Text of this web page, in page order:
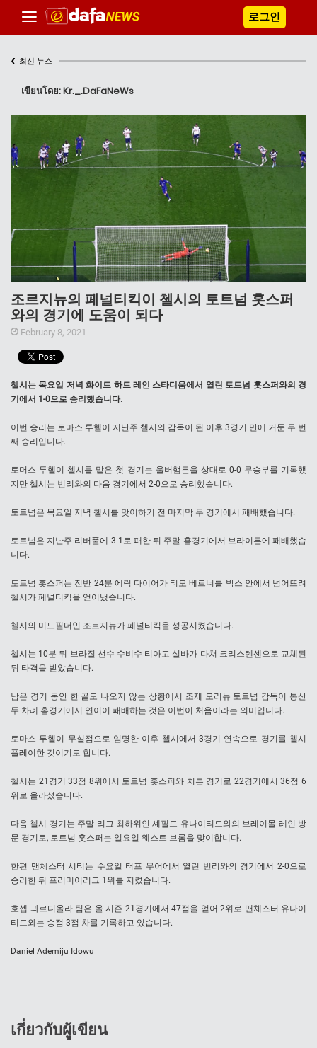
로그인
‹ 최신 뉴스
เขียนโดย: Kr._.DaFaNeWs
조르지뉴의 페널티킥이 첼시의 토트넘 홋스퍼
와의 경기에 도움이 되다
February 8, 2021
첼시는 목요일 저녁 화이트 하트 레인 스타디움에서 열린 토트넘 홋스퍼와의 경
기에서 1-0으로 승리했습니다.
이번 승리는 토마스 투헬이 지난주 첼시의 감독이 된 이후 3경기 만에 거둔 두 번
째 승리입니다.
토머스 투헬이 첼시를 맡은 첫 경기는 울버햄튼을 상대로 0-0 무승부를 기록했
지만 첼시는 번리와의 다음 경기에서 2-0으로 승리했습니다.
토트넘은 목요일 저녁 첼시를 맞이하기 전 마지막 두 경기에서 패배했습니다.
토트넘은 지난주 리버풀에 3-1로 패한 뒤 주말 홈경기에서 브라이튼에 패배했습
니다.
토트넘 홋스퍼는 전반 24분 에릭 다이어가 티모 베르너를 박스 안에서 넘어뜨려
첼시가 페널티킥을 얻어냈습니다.
첼시의 미드필더인 조르지뉴가 페널티킥을 성공시켰습니다.
첼시는 10분 뒤 브라질 선수 수비수 티아고 실바가 다쳐 크리스텐센으로 교체된
뒤 타격을 받았습니다.
남은 경기 동안 한 골도 나오지 않는 상황에서 조제 모리뉴 토트넘 감독이 통산
두 차례 홈경기에서 연이어 패배하는 것은 이번이 처음이라는 의미입니다.
토마스 투헬이 무실점으로 임명한 이후 첼시에서 3경기 연속으로 경기를 첼시
플레이한 것이기도 합니다.
첼시는 21경기 33점 8위에서 토트넘 홋스퍼와 치른 경기로 22경기에서 36점 6
위로 올라섰습니다.
다음 첼시 경기는 주말 리그 최하위인 셰필드 유나이티드와의 브레이몰 레인 방
문 경기로, 토트넘 홋스퍼는 일요일 웨스트 브롬을 맞이합니다.
한편 맨체스터 시티는 수요일 터프 무어에서 열린 번리와의 경기에서 2-0으로
승리한 뒤 프리미어리그 1위를 지켰습니다.
호셉 과르디올라 팀은 올 시즌 21경기에서 47점을 얻어 2위로 맨체스터 유나이
티드와는 승점 3점 차를 기록하고 있습니다.
Daniel Ademiju Idowu
เกี่ยวกับผู้เขียน